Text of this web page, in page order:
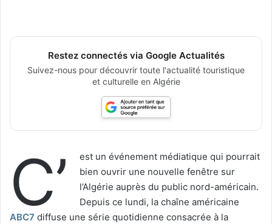
Restez connectés via Google Actualités
Suivez-nous pour découvrir toute l'actualité touristique
et culturelle en Algérie
C’
est un événement médiatique qui pourrait
bien ouvrir une nouvelle fenêtre sur
l’Algérie auprès du public nord-américain.
Depuis ce lundi, la chaîne américaine
ABC7 diffuse une série quotidienne consacrée à la